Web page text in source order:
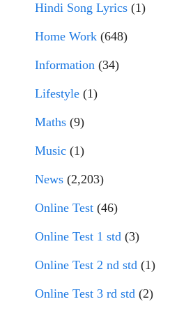
Hindi Song Lyrics (1)
Home Work (648)
Information (34)
Lifestyle (1)
Maths (9)
Music (1)
News (2,203)
Online Test (46)
Online Test 1 std (3)
Online Test 2 nd std (1)
Online Test 3 rd std (2)